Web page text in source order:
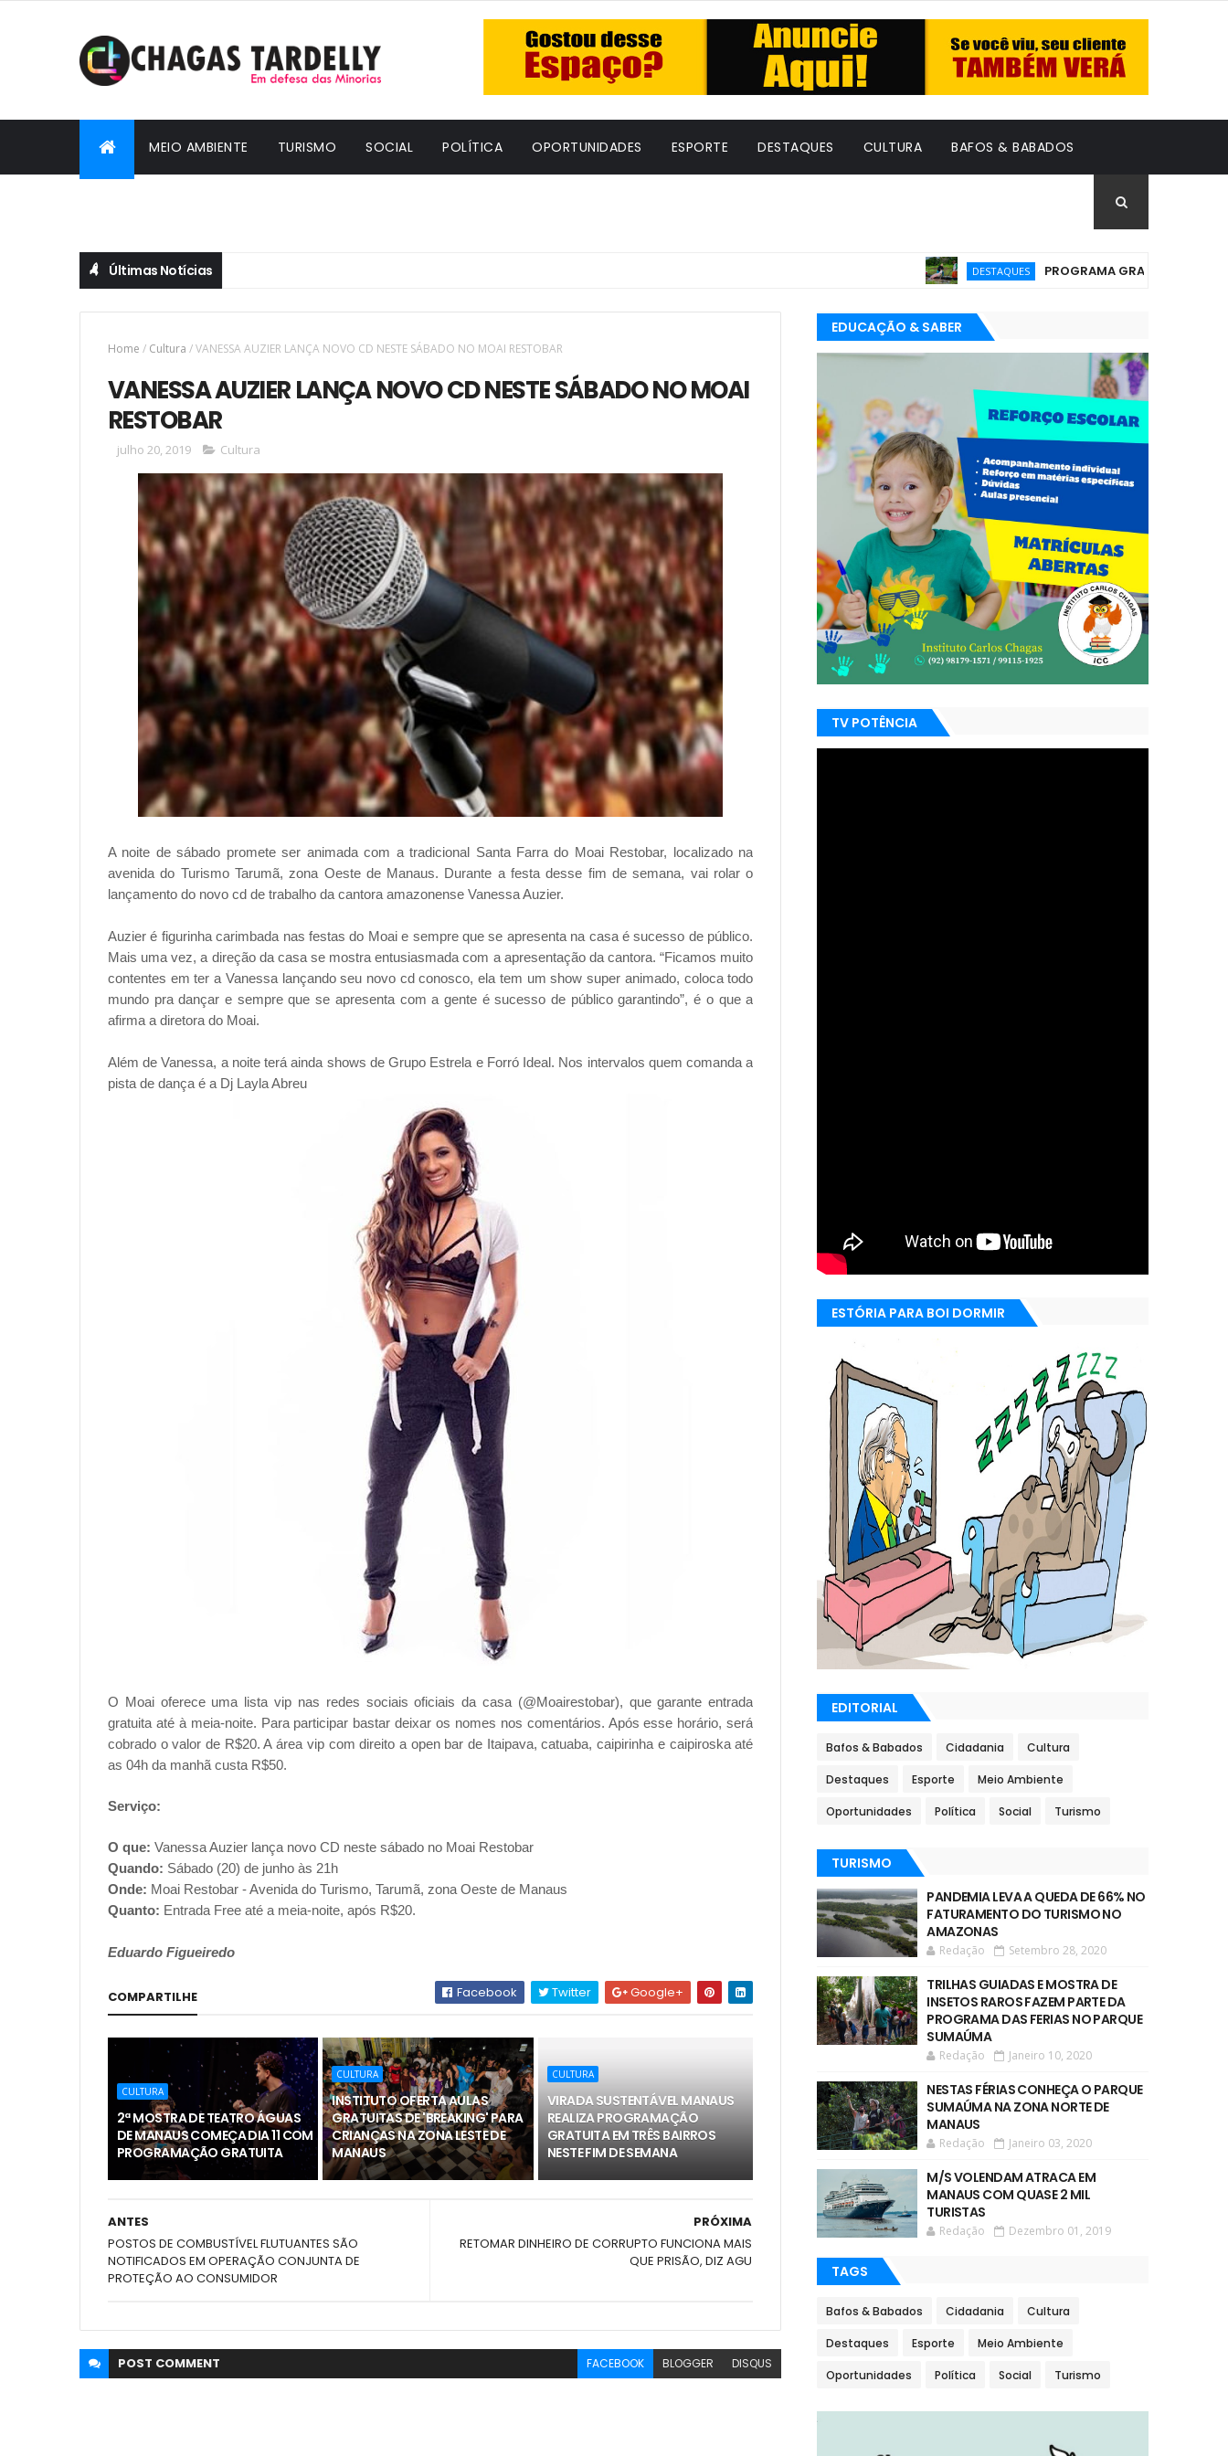
MEIO AMBIENTE TURISMO SOCIAL POLÍTICA OPORTUNIDADES ESPORTE DESTAQUES CULTURA BAFOS & BABADOS
Últimas Notícias DESTAQUES PROGRAMA GRATUITO PARA
Home / Cultura /VANESSA AUZIER LANÇA NOVO CD NESTE SÁBADO NO MOAI RESTOBAR
VANESSA AUZIER LANÇA NOVO CD NESTE SÁBADO NO MOAI
RESTOBAR
julho 20, 2019 Cultura
A noite de sábado promete ser animada com a tradicional Santa Farra do Moai Restobar, localizado na
avenida do Turismo Tarumã, zona Oeste de Manaus. Durante a festa desse fim de semana, vai rolar o
lançamento do novo cd de trabalho da cantora amazonense Vanessa Auzier.
Auzier é figurinha carimbada nas festas do Moai e sempre que se apresenta na casa é sucesso de público.
Mais uma vez, a direção da casa se mostra entusiasmada com a apresentação da cantora. “Ficamos muito
contentes em ter a Vanessa lançando seu novo cd conosco, ela tem um show super animado, coloca todo
mundo pra dançar e sempre que se apresenta com a gente é sucesso de público garantindo”, é o que a
afirma a diretora do Moai.
Além de Vanessa, a noite terá ainda shows de Grupo Estrela e Forró Ideal. Nos intervalos quem comanda a
pista de dança é a Dj Layla Abreu
O Moai oferece uma lista vip nas redes sociais oficiais da casa (@Moairestobar), que garante entrada
gratuita até à meia-noite. Para participar bastar deixar os nomes nos comentários. Após esse horário, será
cobrado o valor de R$20. A área vip com direito a open bar de Itaipava, catuaba, caipirinha e caipiroska até
as 04h da manhã custa R$50.
Serviço:
O que: Vanessa Auzier lança novo CD neste sábado no Moai Restobar
Quando: Sábado (20) de junho às 21h
Onde: Moai Restobar - Avenida do Turismo, Tarumã, zona Oeste de Manaus
Quanto: Entrada Free até a meia-noite, após R$20.
Eduardo Figueiredo
COMPARTILHE Facebook Twitter Google+
CULTURA
2ª MOSTRA DE TEATRO ÁGUAS
DE MANAUS COMEÇA DIA 11 COM
PROGRAMAÇÃO GRATUITA
CULTURA
INSTITUTO OFERTA AULAS
GRATUITAS DE 'BREAKING' PARA
CRIANÇAS NA ZONA LESTE DE
MANAUS
CULTURA
VIRADA SUSTENTÁVEL MANAUS
REALIZA PROGRAMAÇÃO
GRATUITA EM TRÊS BAIRROS
NESTE FIM DE SEMANA
PRÓXIMA
RETOMAR DINHEIRO DE CORRUPTO FUNCIONA MAIS
QUE PRISÃO, DIZ AGU
ANTES
POSTOS DE COMBUSTÍVEL FLUTUANTES SÃO
NOTIFICADOS EM OPERAÇÃO CONJUNTA DE
PROTEÇÃO AO CONSUMIDOR
POST COMMENT FACEBOOK BLOGGER DISQUS
EDUCAÇÃO & SABER
TV POTÊNCIA
ESTÓRIA PARA BOI DORMIR
EDITORIAL
Bafos & Babados Cidadania Cultura
Destaques Esporte Meio Ambiente
Oportunidades Política Social Turismo
TURISMO
PANDEMIA LEVA A QUEDA DE 66% NO
FATURAMENTO DO TURISMO NO
AMAZONAS
Redação Setembro 28, 2020
TRILHAS GUIADAS E MOSTRA DE
INSETOS RAROS FAZEM PARTE DA
PROGRAMA DAS FERIAS NO PARQUE
SUMAÚMA
Redação Janeiro 10, 2020
NESTAS FÉRIAS CONHEÇA O PARQUE
SUMAÚMA NA ZONA NORTE DE
MANAUS
Redação Janeiro 03, 2020
M/S VOLENDAM ATRACA EM
MANAUS COM QUASE 2 MIL
TURISTAS
Redação Dezembro 01, 2019
TAGS
Bafos & Babados Cidadania Cultura
Destaques Esporte Meio Ambiente
Oportunidades Política Social Turismo